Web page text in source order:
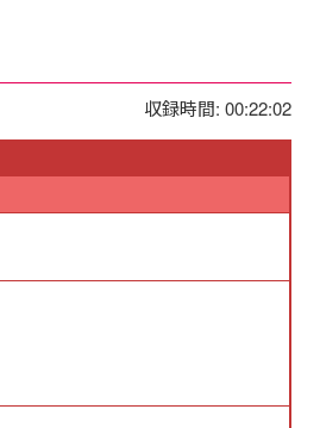
収録時間: 00:22:02